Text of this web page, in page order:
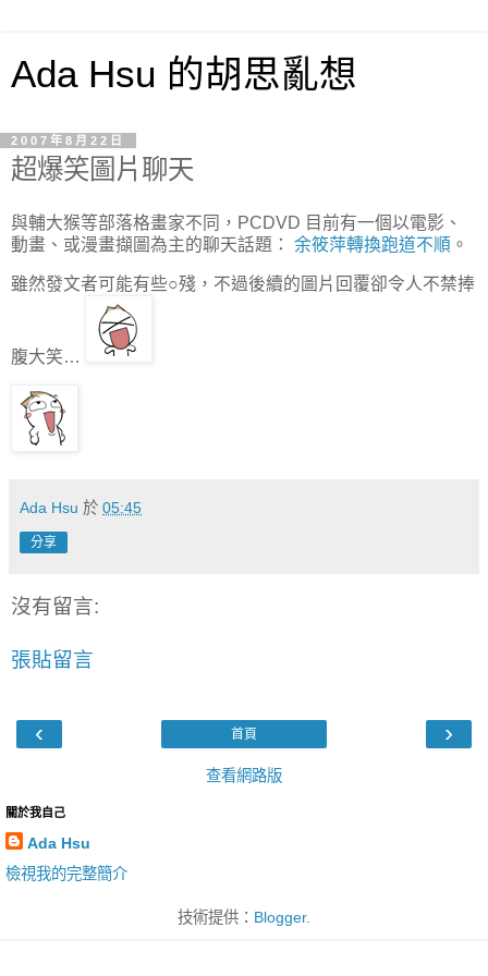
Ada Hsu 的胡思亂想
2007年8月22日
超爆笑圖片聊天
與輔大猴等部落格畫家不同，PCDVD 目前有一個以電影、
動畫、或漫畫擷圖為主的聊天話題：
余筱萍轉換跑道不順 。
雖然發文者可能有些○殘，不過後續的圖片回覆卻令人不禁捧
腹大笑…
Ada Hsu 於 05:45
分享
沒有留言:
張貼留言
‹ ›
首頁
查看網路版
關於我自己
Ada Hsu
檢視我的完整簡介
技術提供： Blogger.